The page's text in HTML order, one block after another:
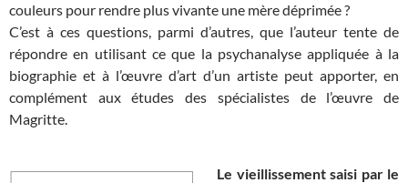
couleurs pour rendre plus vivante une mère déprimée ?
C’est à ces questions, parmi d’autres, que l’auteur tente de
répondre en utilisant ce que la psychanalyse appliquée à la
biographie et à l’œuvre d’art d’un artiste peut apporter, en
complément aux études des spécialistes de l’œuvre de
Magritte.
Le vieillissement saisi par le